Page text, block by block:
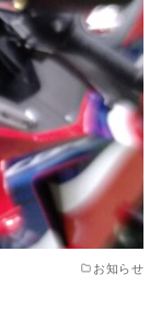
お知らせ